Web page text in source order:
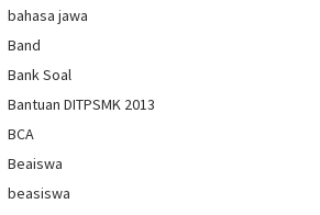
bahasa jawa
Band
Bank Soal
Bantuan DITPSMK 2013
BCA
Beaiswa
beasiswa